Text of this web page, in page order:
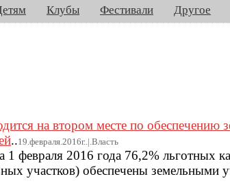
Клубы Фестивали Другое
на втором месте по обеспечению
..19.февраля.2016г..|.Власть
1 февраля 2016 года 76,2% льготных
участков) обеспечены земельными